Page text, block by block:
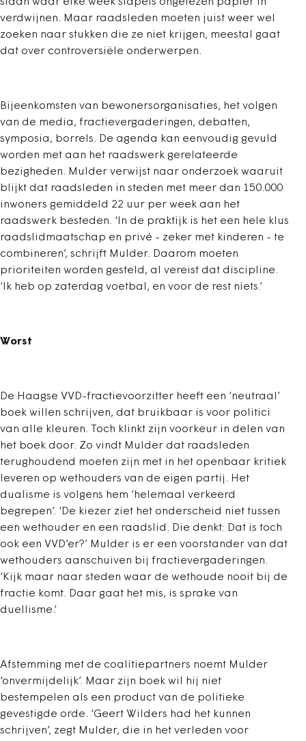
verdwijnen. Maar raadsleden moeten juist weer wel
zoeken naar stukken die ze niet krijgen, meestal gaat
dat over controversiële onderwerpen.
Bijeenkomsten van bewonersorganisaties, het volgen
van de media, fractievergaderingen, debatten,
symposia, borrels. De agenda kan eenvoudig gevuld
worden met aan het raadswerk gerelateerde
bezigheden. Mulder verwijst naar onderzoek waaruit
blijkt dat raadsleden in steden met meer dan 150.000
inwoners gemiddeld 22 uur per week aan het
raadswerk besteden. ‘In de praktijk is het een hele klus
raadslidmaatschap en privé - zeker met kinderen - te
combineren’, schrijft Mulder. Daarom moeten
prioriteiten worden gesteld, al vereist dat discipline.
‘Ik heb op zaterdag voetbal, en voor de rest niets.’
Worst
De Haagse VVD-fractievoorzitter heeft een ‘neutraal’
boek willen schrijven, dat bruikbaar is voor politici
van alle kleuren. Toch klinkt zijn voorkeur in delen van
het boek door. Zo vindt Mulder dat raadsleden
terughoudend moeten zijn met in het openbaar kritiek
leveren op wethouders van de eigen partij. Het
dualisme is volgens hem ‘helemaal verkeerd
begrepen’. ‘De kiezer ziet het onderscheid niet tussen
een wethouder en een raadslid. Die denkt: Dat is toch
ook een VVD’er?’ Mulder is er een voorstander van dat
wethouders aanschuiven bij fractievergaderingen.
‘Kijk maar naar steden waar de wethoude nooit bij de
fractie komt. Daar gaat het mis, is sprake van
duellisme.’
Afstemming met de coalitiepartners noemt Mulder
‘onvermijdelijk’. Maar zijn boek wil hij niet
bestempelen als een product van de politieke
gevestigde orde. ‘Geert Wilders had het kunnen
schrijven’, zegt Mulder, die in het verleden voor